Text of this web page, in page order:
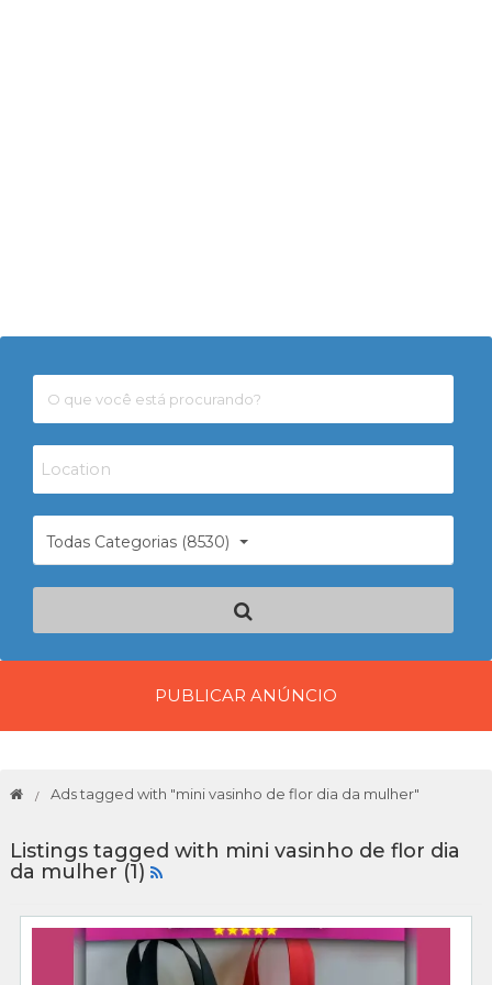
Todas Categorias (8530)
PUBLICAR ANÚNCIO
Ads tagged with "mini vasinho de flor dia da mulher"
Listings tagged with mini vasinho de flor dia
da mulher (1)